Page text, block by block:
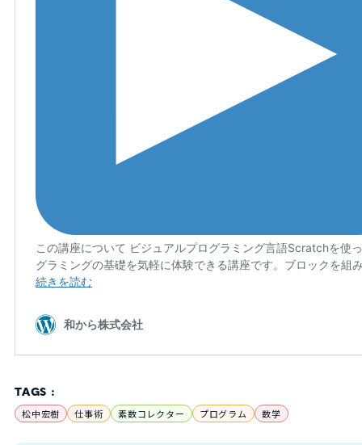
TAGS :
松中宏樹 仕事術 素数コレクター プログラム 数学